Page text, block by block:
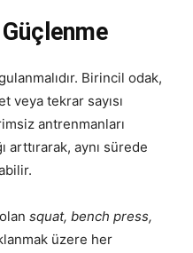
Birincil odak,
veya tekrar sayısı
antrenmanları
arttırarak, aynı sürede
squat, bench press,
üzere her